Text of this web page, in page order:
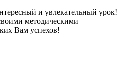
и увлекательный урок!
методическими
Вам успехов!